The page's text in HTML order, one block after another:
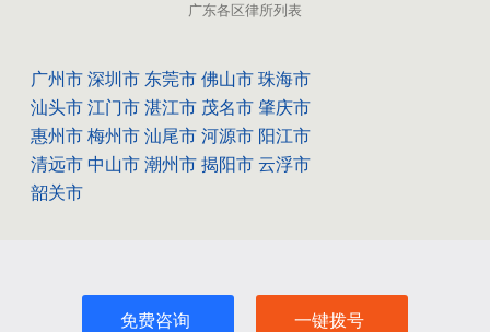
广东各区律所列表
广州市 深圳市 东莞市 佛山市 珠海市
汕头市 江门市 湛江市 茂名市 肇庆市
惠州市 梅州市 汕尾市 河源市 阳江市
清远市 中山市 潮州市 揭阳市 云浮市
韶关市
免费咨询 一键拨号